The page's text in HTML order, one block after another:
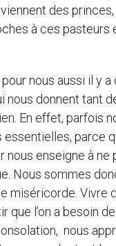
des princes,
à ces pasteurs
nous aussi il y
nous donnent tant
En effet, parfois
essentielles, parce
nous enseigne à
Nous sommes
miséricorde. Vivre
que l’on a besoin
nous